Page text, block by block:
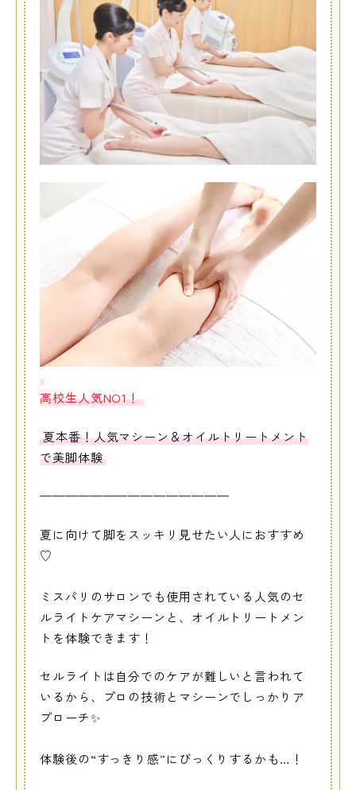
高校生人気NO1！
夏本番！人気マシーン＆オイルトリートメント
で美脚体験
———————————————
夏に向けて脚をスッキリ見せたい人におすすめ
♡
ミスパリのサロンでも使用されている人気のセ
ルライトケアマシーンと、オイルトリートメン
トを体験できます！
セルライトは自分でのケアが難しいと言われて
いるから、プロの技術とマシーンでしっかりア
プローチ✨
体験後の“すっきり感”にびっくりするかも…！